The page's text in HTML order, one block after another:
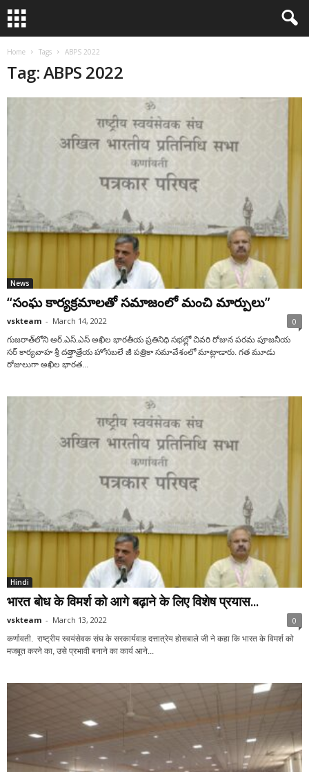
Home Tags ABPS 2022
Tag: ABPS 2022
News
“సంఘ కార్య‌క్ర‌మాల‌తో స‌మాజంలో మంచి మార్పులు”
vskteam - March 14, 2022 0
గుజ‌రాత్‌లోని ఆర్‌.ఎస్‌.ఎస్ అఖిల భార‌తీయ ప్ర‌తినిధి స‌భల్లో చివ‌రి రోజున ప‌ర‌మ పూజ‌నీయ
స‌ర్ కార్య‌వాహ శ్రీ ద‌త్తాత్రేయ హోస‌బ‌లే జీ ప‌త్రికా స‌మావేశంలో మాట్లాడారు. గ‌త మూడు
రోజులుగా అఖిల భార‌త...
Hindi
भारत बोध के विमर्श को आगे बढ़ाने के लिए विशेष प्रयास...
vskteam - March 13, 2022 0
कर्णावती. राष्ट्रीय स्वयंसेवक संघ के सरकार्यवाह दत्तात्रेय होसबाले जी ने कहा कि भारत के विमर्श को
मजबूत करने का, उसे प्रभावी बनाने का कार्य आने...